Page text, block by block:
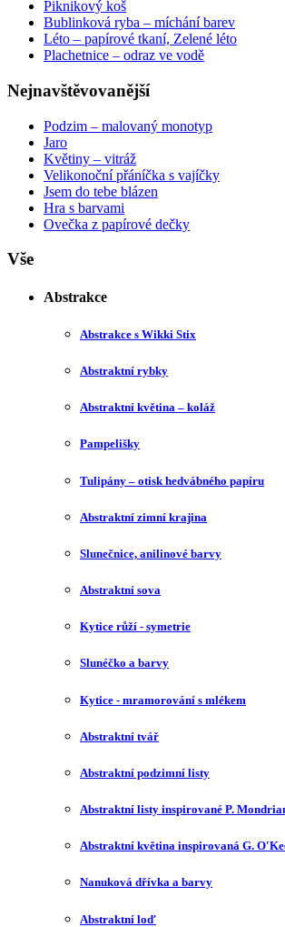
Piknikový koš
Bublinková ryba – míchání barev
Léto – papírové tkaní, Zelené léto
Plachetnice – odraz ve vodě
Nejnavštěvovanější
Podzim – malovaný monotyp
Jaro
Květiny – vitráž
Velikonoční přáníčka s vajíčky
Jsem do tebe blázen
Hra s barvami
Ovečka z papírové dečky
Vše
Abstrakce
Abstrakce s Wikki Stix
Abstraktní rybky
Abstraktní květina – koláž
Pampelišky
Tulipány – otisk hedvábného papíru
Abstraktní zimní krajina
Slunečnice, anilinové barvy
Abstraktní sova
Kytice růží - symetrie
Slunéčko a barvy
Kytice - mramorování s mlékem
Abstraktní tvář
Abstraktní podzimní listy
Abstraktní listy inspirované P.
Abstraktní květina inspirovaná G.
Nanuková dřívka a barvy
Abstraktní loď